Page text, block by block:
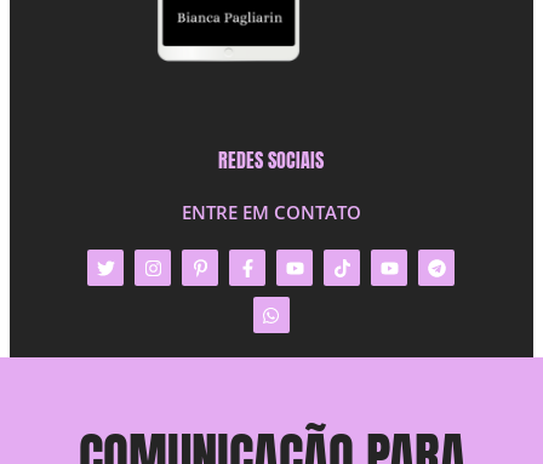
REDES SOCIAIS
ENTRE EM CONTATO